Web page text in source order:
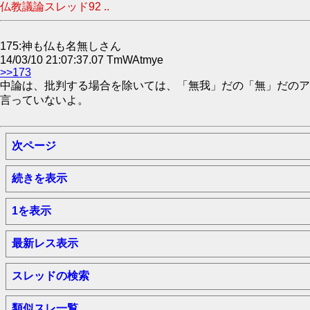
仏教議論スレッド92 ..
175:神も仏も名無しさん
14/03/10 21:07:37.07 TmWAtmye
>>173
中論は、批判する場合を除いては、「無我」だの「無」だの
言っていないよ。
次ページ
続きを表示
1を表示
最新レス表示
スレッドの検索